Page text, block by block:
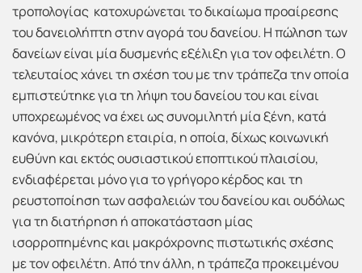
τροπολογίας κατοχυρώνεται το δικαίωμα προαίρεσης
του δανειολήπτη στην αγορά του δανείου. Η πώληση των
δανείων είναι μία δυσμενής εξέλιξη για τον οφειλέτη. Ο
τελευταίος χάνει τη σχέση του με την τράπεζα την οποία
εμπιστεύτηκε για τη λήψη του δανείου του και είναι
υποχρεωμένος να έχει ως συνομιλητή μία ξένη, κατά
κανόνα, μικρότερη εταιρία, η οποία, δίχως κοινωνική
ευθύνη και εκτός ουσιαστικού εποπτικού πλαισίου,
ενδιαφέρεται μόνο για το γρήγορο κέρδος και τη
ρευστοποίηση των ασφαλειών του δανείου και ουδόλως
για τη διατήρηση ή αποκατάσταση μίας
ισορροπημένης και μακρόχρονης πιστωτικής σχέσης
με τον οφειλέτη. Από την άλλη, η τράπεζα προκειμένου